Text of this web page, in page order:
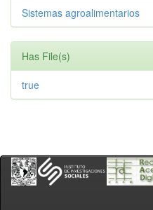
Sistemas agroalimentarios
Has File(s)
true